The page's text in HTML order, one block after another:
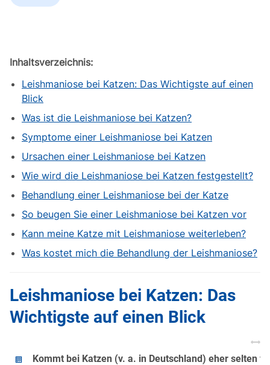
Inhaltsverzeichnis:
Leishmaniose bei Katzen: Das Wichtigste auf einen
Blick
Was ist die Leishmaniose bei Katzen?
Symptome einer Leishmaniose bei Katzen
Ursachen einer Leishmaniose bei Katzen
Wie wird die Leishmaniose bei Katzen festgestellt?
Behandlung einer Leishmaniose bei der Katze
So beugen Sie einer Leishmaniose bei Katzen vor
Kann meine Katze mit Leishmaniose weiterleben?
Was kostet mich die Behandlung der Leishmaniose?
Leishmaniose bei Katzen: Das
Wichtigste auf einen Blick
Kommt bei Katzen (v. a. in Deutschland) eher selten